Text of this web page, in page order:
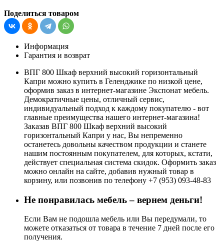
Поделиться товаром
Информация
Гарантия и возврат
ВПГ 800 Шкаф верхний высокий горизонтальный
Капри можно купить в Геленджике по низкой цене,
оформив заказ в интернет-магазине Экспонат мебель.
Демократичные цены, отличный сервис,
индивидуальный подход к каждому покупателю - вот
главные преимущества нашего интернет-магазина!
Заказав ВПГ 800 Шкаф верхний высокий
горизонтальный Капри у нас, Вы непременно
останетесь довольны качеством продукции и станете
нашим постоянным покупателем, для которых, кстати,
действует специальная система скидок. Оформить заказ
можно онлайн на сайте, добавив нужный товар в
корзину, или позвонив по телефону +7 (953) 093-48-83
Не понравилась мебель – вернем деньги!
Если Вам не подошла мебель или Вы передумали, то
можете отказаться от товара в течение 7 дней после его
получения.